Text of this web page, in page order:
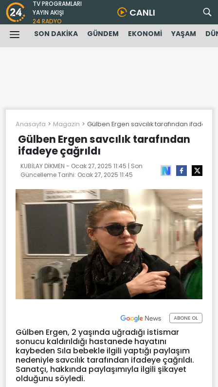
TV PROGRAMLARI
YAYIN AKIŞI
24 RADYO
CANLI
SON DAKİKA GÜNDEM EKONOMİ YAŞAM
Anasayfa Magazin Gülben Ergen savcılık tarafından ifadeye
Gülben Ergen savcılık tarafından
ifadeye çağrıldı
KUBİLAY DİKMEN - Ocak 27, 2025 11:45 | Son
Güncelleme Tarihi: Ocak 27, 2025 11:45
ABONE OL
Gülben Ergen, 2 yaşında uğradığı istismar
sonucu kaldırıldığı hastanede hayatını
kaybeden Sıla bebekle ilgili yaptığı paylaşım
nedeniyle savcılık tarafından ifadeye çağrıldı.
Sanatçı, hakkında paylaşımıyla ilgili şikayet
olduğunu söyledi.